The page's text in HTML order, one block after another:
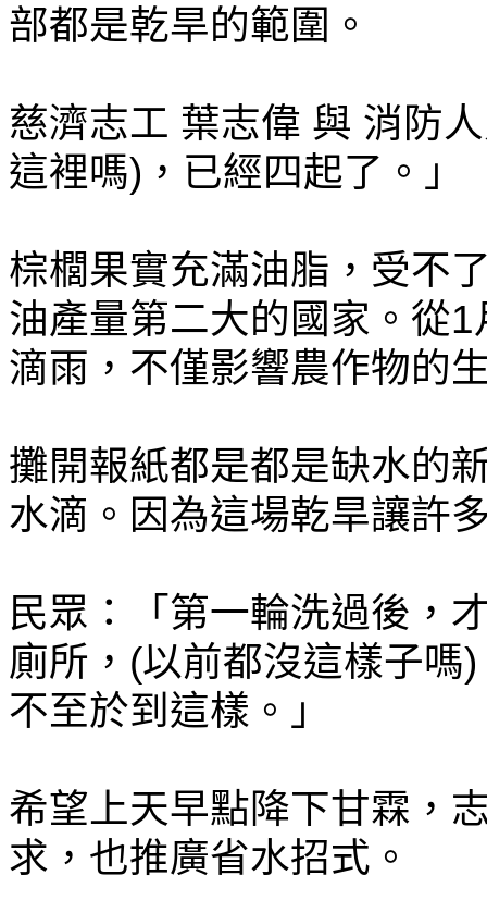
部都是乾旱的範圍。
慈濟志工 葉志偉 與 消防
這裡嗎)，已經四起了。」
棕櫚果實充滿油脂，受不
油產量第二大的國家。從
滴雨，不僅影響農作物的
攤開報紙都是都是缺水的
水滴。因為這場乾旱讓許
民眾：「第一輪洗過後，
廁所，(以前都沒這樣子嗎
不至於到這樣。」
希望上天早點降下甘霖，
求，也推廣省水招式。